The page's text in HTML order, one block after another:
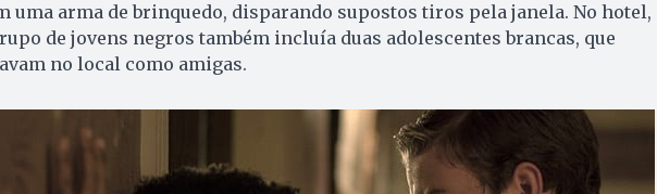
uma arma de brinquedo, disparando supostos tiros pela janela. No hotel,
de jovens negros também incluía duas adolescentes brancas, que
no local como amigas.